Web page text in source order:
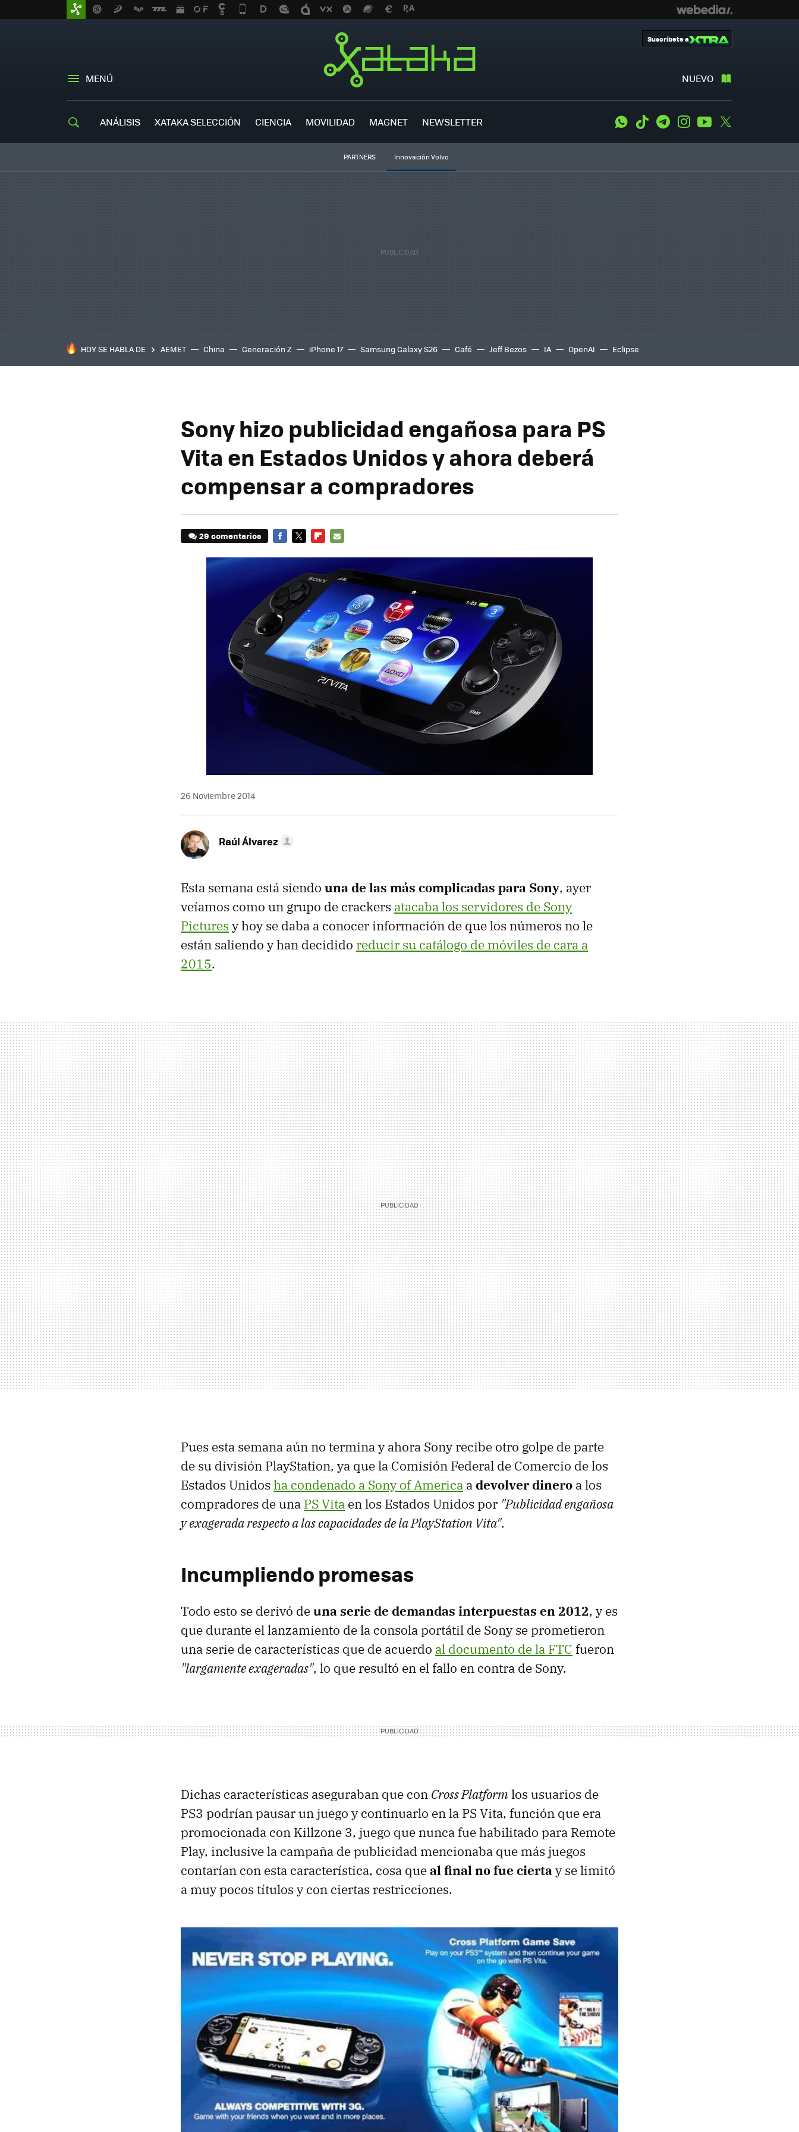
MENÚ NUEVO
Suscríbete a
ANÁLISIS XATAKA SELECCIÓN CIENCIA MOVILIDAD MAGNET NEWSLETTER WhatsApp
Tiktok TelegramInstagramYoutube
PARTNERS Innovación Volvo
HOY SE HABLA DE AEMET China Generación Z iPhone 17 Samsung Galaxy S26 Café Jeff Bezos IA OpenAI Eclipse
Sony hizo publicidad engañosa para PS
Vita en Estados Unidos y ahora deberá
compensar a compradores
29 comentarios
26 Noviembre 2014
Raúl Álvarez
Esta semana está siendo una de las más complicadas para Sony, ayer
veíamos como un grupo de crackers atacaba los servidores de Sony
Pictures y hoy se daba a conocer información de que los números no le
están saliendo y han decidido reducir su catálogo de móviles de cara a
2015.
Pues esta semana aún no termina y ahora Sony recibe otro golpe de parte
de su división PlayStation, ya que la Comisión Federal de Comercio de los
Estados Unidos ha condenado a Sony of America adevolver dinero a los
compradores de una PS Vita en los Estados Unidos por "Publicidad engañosa
y exagerada respecto a las capacidades de la PlayStation Vita".
Incumpliendo promesas
Todo esto se derivó deuna serie de demandas interpuestas en 2012, y es
que durante el lanzamiento de la consola portátil de Sony se prometieron
una serie de características que de acuerdo al documento de la FTC fueron
"largamente exageradas", lo que resultó en el fallo en contra de Sony.
Dichas características aseguraban que con Cross Platformlos usuarios de
PS3 podrían pausar un juego y continuarlo en la PS Vita, función que era
promocionada con Killzone 3, juego que nunca fue habilitado para Remote
Play, inclusive la campaña de publicidad mencionaba que más juegos
contarían con esta característica, cosa queal final no fue cierta y se limitó
a muy pocos títulos y con ciertas restricciones.